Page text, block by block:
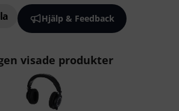
Hjälp & Feedback
visade produkter